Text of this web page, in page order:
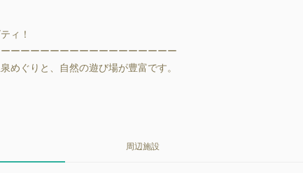
ィ！
ーーーーーーーーーーーーーーーーー
めぐりと、自然の遊び場が豊富です。
周辺施設